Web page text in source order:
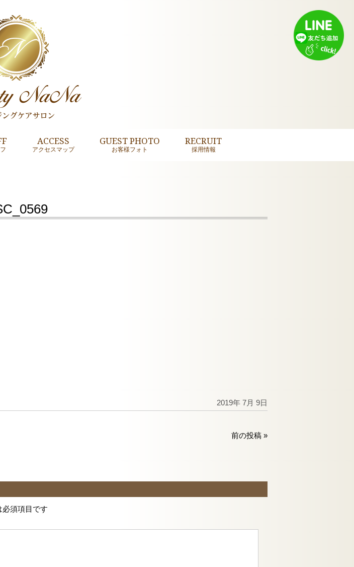
ACCESS
アクセスマップ
GUEST PHOTO
お客様フォト
RECRUIT
採用情報
2019年 7月 9日
前の投稿 »
必須項目です